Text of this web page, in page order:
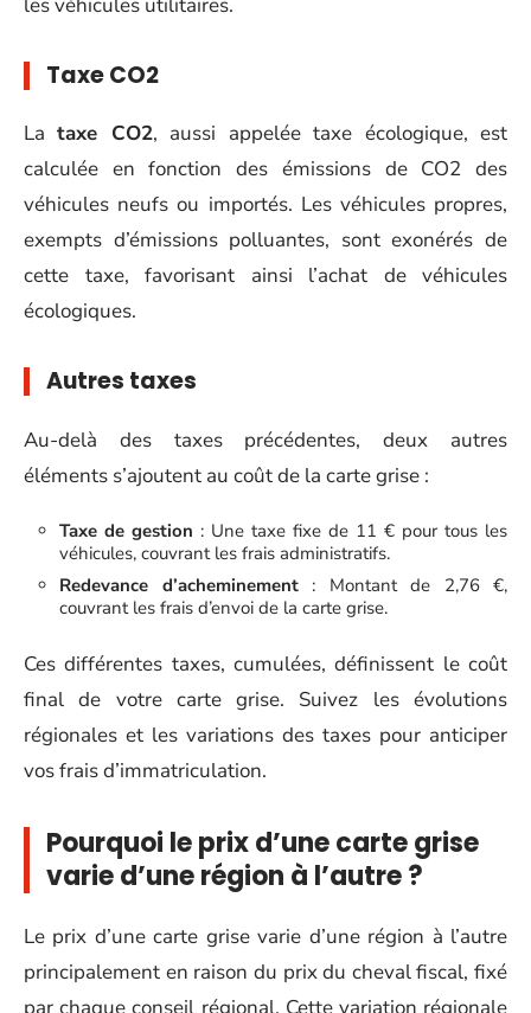
Taxe CO2
Lataxe CO2, aussi appelée taxe écologique, est
calculée en fonction des émissions de CO2 des
véhicules neufs ou importés. Les véhicules propres,
exempts d’émissions polluantes, sont exonérés de
cette taxe, favorisant ainsi l’achat de véhicules
écologiques.
Autres taxes
Au-delà des taxes précédentes, deux autres
éléments s’ajoutent au coût de la carte grise :
Taxe de gestion : Une taxe fixe de 11 € pour tous les
véhicules, couvrant les frais administratifs.
Redevance d’acheminement: Montant de 2,76 €,
couvrant les frais d’envoi de la carte grise.
Ces différentes taxes, cumulées, définissent le coût
final de votre carte grise. Suivez les évolutions
régionales et les variations des taxes pour anticiper
vos frais d’immatriculation.
Pourquoi le prix d’une carte grise
varie d’une région à l’autre ?
Le prix d’une carte grise varie d’une région à l’autre
principalement en raison du prix du cheval fiscal, fixé